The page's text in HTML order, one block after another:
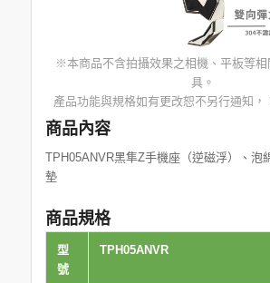
※本商品不含拍攝效果之相機、平板等
具。
產品功能與規格如有更改恕不另行通知，
商品內容
TPH05ANVR黑隼Z手機座（逆磁浮）、泡
墊
商品規格
型
號
TPH05ANVR